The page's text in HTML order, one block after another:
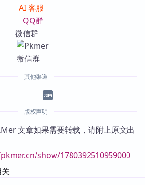
AI 客服
QQ群
微信群
其他渠道
版权声明
文章如果需要转载，请附上原文出
show/1780392510959000